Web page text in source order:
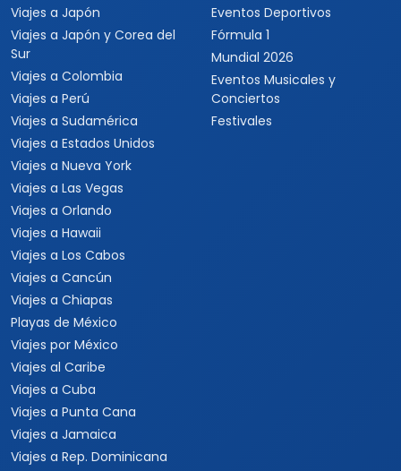
Viajes a Japón
Viajes a Japón y Corea del
Sur
Viajes a Colombia
Viajes a Perú
Viajes a Sudamérica
Viajes a Estados Unidos
Viajes a Nueva York
Viajes a Las Vegas
Viajes a Orlando
Viajes a Hawaii
Viajes a Los Cabos
Viajes a Cancún
Viajes a Chiapas
Playas de México
Viajes por México
Viajes al Caribe
Viajes a Cuba
Viajes a Punta Cana
Viajes a Jamaica
Viajes a Rep. Dominicana
Eventos Deportivos
Fórmula 1
Mundial 2026
Eventos Musicales y
Conciertos
Festivales